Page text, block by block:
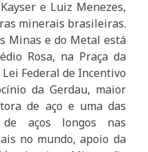
e Luiz Menezes,
minerais brasileiras.
Minas e do Metal está
Rosa, na Praça da
Federal de Incentivo
da Gerdau, maior
de aço e uma das
de aços longos nas
no mundo, apoio da